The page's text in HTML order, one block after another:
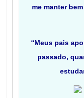
me manter
“Meus pais
passado,